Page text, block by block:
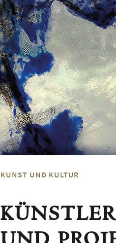
KUNST UND KULTUR